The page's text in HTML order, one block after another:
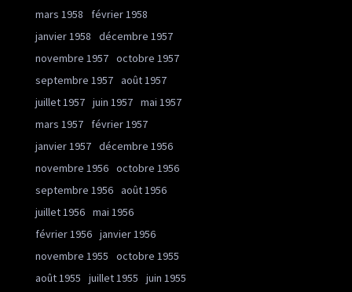
mars 1958
février 1958
janvier 1958
décembre 1957
novembre 1957 octobre 1957
septembre 1957 août 1957
juillet 1957 juin 1957 mai 1957
mars 1957
février 1957
janvier 1957 décembre 1956
novembre 1956 octobre 1956
septembre 1956 août 1956
juillet 1956 mai 1956
février 1956 janvier 1956
novembre 1955
octobre 1955
août 1955
juillet 1955
juin 1955